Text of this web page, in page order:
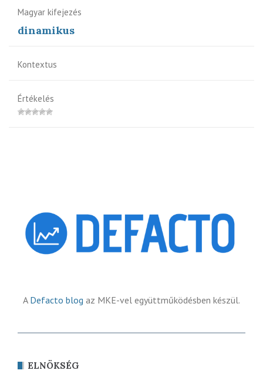
Magyar kifejezés
dinamikus
Kontextus
Értékelés
A Defacto blog az MKE-vel együttműködésben készül.
ELNÖKSÉG